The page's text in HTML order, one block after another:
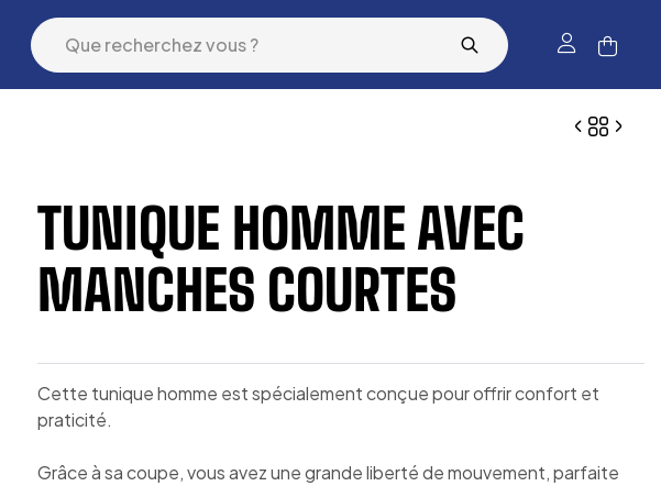
TUNIQUE HOMME AVEC
MANCHES COURTES
Cette tunique homme est spécialement conçue pour offrir confort et
praticité.
Grâce à sa coupe, vous avez une grande liberté de mouvement, parfaite